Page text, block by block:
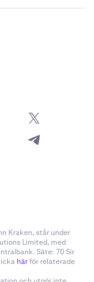
Kraken, står under
Limited, med
Säte: 70 Sir
härför relaterade